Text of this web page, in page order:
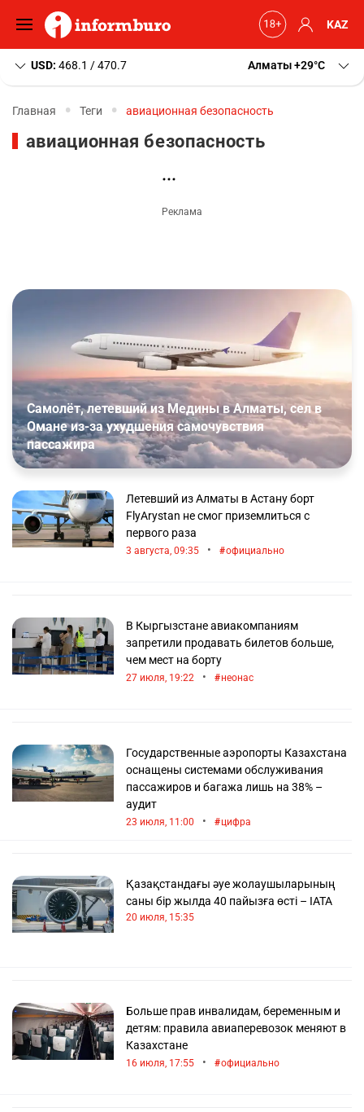
KAZ
USD: 468.1 / 470.7 Алматы+29 C
Главная Теги авиационная безопасность
авиационная безопасность
Самолёт, летевший из Медины в Алматы, сел в
Омане из-за ухудшения самочувствия
пассажира
Летевший из Алматы в Астану борт
FlyArystan не смог приземлиться с
первого раза
3 августа, 09:35 • официально
В Кыргызстане авиакомпаниям
запретили продавать билетов больше,
чем мест на борту
27 июля, 19:22 • неонас
Государственные аэропорты Казахстана
оснащены системами обслуживания
пассажиров и багажа лишь на 38% –
аудит
23 июля, 11:00 • цифра
Қазақстандағы әуе жолаушыларының
саны бір жылда 40 пайызға өсті – IATA
20 июля, 15:35
Больше прав инвалидам, беременным и
детям: правила авиаперевозок меняют в
Казахстане
16 июля, 17:55 • официально